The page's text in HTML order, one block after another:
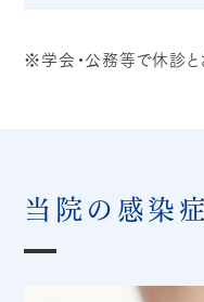
※学会・公務等で休診と
当院の感染